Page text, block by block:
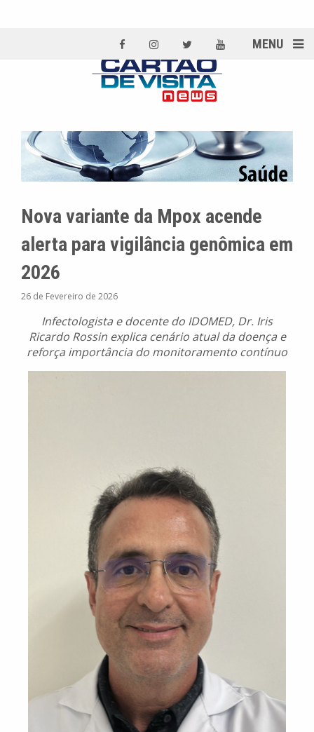
MENU
Nova variante da Mpox acende
alerta para vigilância genômica em
2026
26 de Fevereiro de 2026
Infectologista e docente do IDOMED, Dr. Iris
Ricardo Rossin explica cenário atual da doença e
reforça importância do monitoramento contínuo